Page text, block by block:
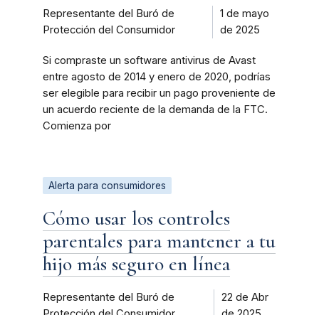
Representante del Buró de
Protección del Consumidor
1 de mayo
de 2025
Si compraste un software antivirus de Avast
entre agosto de 2014 y enero de 2020, podrías
ser elegible para recibir un pago proveniente de
un acuerdo reciente de la demanda de la FTC.
Comienza por
Alerta para consumidores
Cómo usar los controles
parentales para mantener a tu
hijo más seguro en línea
Representante del Buró de
22 de Abr